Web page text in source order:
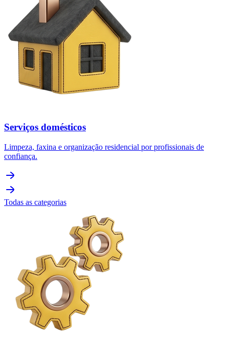
Serviços domésticos
Limpeza, faxina e organização residencial por profissionais de
confiança.
Todas as categorias